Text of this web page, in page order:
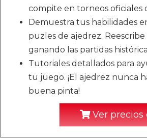
compite en torneos oficiales
Demuestra tus habilidades
puzles de ajedrez. Reescribe
ganando las partidas
Tutoriales detallados para
tu juego. ¡El ajedrez nunca
buena pinta!
Ver precios